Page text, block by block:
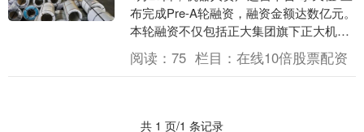
布完成Pre-A轮融资，融资金额达数亿元。
本轮融资不仅包括正大集团旗下正大机器
人、长信股份等产业方股票配债好吗，还
有美....
阅读： 75 栏目： 在线10倍股票配资
共 1 页/1 条记录